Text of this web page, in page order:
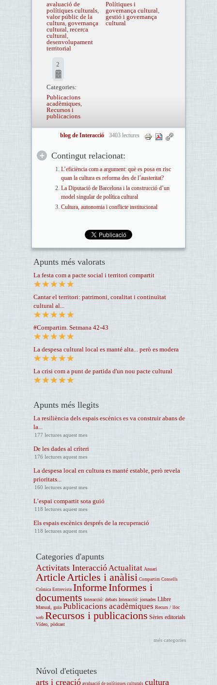
avaluació de
polítiques culturals,
valor públic de la
cultura, governança
cultural, recerca
cultural,
desenvolupament
territorial
Polítiques i
governança cultural,
gestió i governança
cultural
2
Categories:
Publicacions
acadèmiques,
Recursos i
publicacions
blog de Interacció 3403 lectures
Contingut relacionat:
L’eficiència com a argument: què es posa en risc
quan la cultura es reforma des de l’austeritat?
La Diputació de Barcelona i la construcció d’un
model singular de política cultural
Cultura, autonomia i conflicte institucional
Apunts més valorats
La festa com a pacte social i territori compartit
Cantar el territori: patrimoni, coralitat i continuïtat
cultural al...
#Compartim. Setmana 42-43
La despesa cultural local es manté alta... però es modera
La crisi com a punt de partida d'un nou pacte cultural
Apunts més llegits
La resiliència dels espais escènics es va construir abans de
la...
177 lectures aquest mes
De les dades al críteri
176 lectures aquest mes
La despesa local en cultura es manté estable, però revela
prioritats...
160 lectures aquest mes
L’espai compartit sota guió
118 lectures aquest mes
Els espais escènics després de la recuperació
118 lectures aquest mes
Categories d'apunts
Activitats Interacció Actualitat Anuari
Article Articles i anàlisi Compartim Consells
Crònica Entrevista InformeInformes i
documents Interacció: debats Interacció: jornades Llibre
Manual, guia Publicacions acadèmiques Recurs / lloc
web Recursos i publicacions Sèries editorials
Vídeo, pòdcast
més categories
Núvol d'etiquetes
arts i creació avaluació de polítiques culturals cultura